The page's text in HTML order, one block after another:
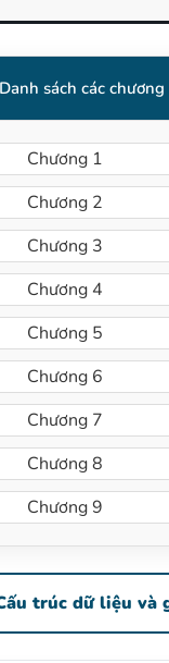
Danh sách các chương
Chương 1
Chương 2
Chương 3
Chương 4
Chương 5
Chương 6
Chương 7
Chương 8
Chương 9
trúc dữ liệu và